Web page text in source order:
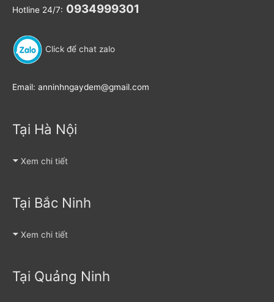
Hotline 24/7: 0934999301
Click để chat zalo
Email: anninhngaydem@gmail.com
Tại Hà Nội
Xem chi tiết
Tại Bắc Ninh
Xem chi tiết
Tại Quảng Ninh